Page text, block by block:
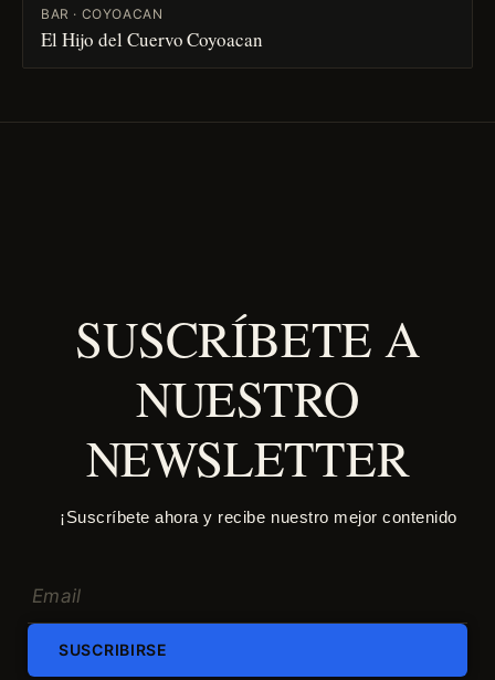
BAR · COYOACAN
El Hijo del Cuervo Coyoacan
SUSCRÍBETE A
NUESTRO
NEWSLETTER
¡Suscríbete ahora y recibe nuestro mejor contenido
SUSCRIBIRSE